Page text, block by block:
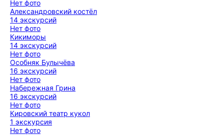
Нет фото
Александровский костёл
14 экскурсий
Нет фото
Кикиморы
14 экскурсий
Нет фото
Особняк Булычёва
16 экскурсий
Нет фото
Набережная Грина
16 экскурсий
Нет фото
Кировский театр кукол
1 экскурсия
Нет фото